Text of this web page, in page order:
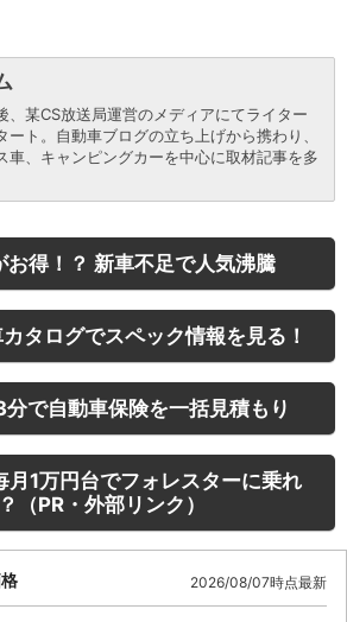
、某CS放送局運営のメディアにてライター
ート。自動車ブログの立ち上げから携わり、
車、キャンピングカーを中心に取材記事を多
お得！？ 新車不足で人気沸騰
カタログでスペック情報を見る！
分で自動車保険を一括見積もり
月1万円台でフォレスターに乗れ
（PR・外部リンク）
2026/08/07時点最新